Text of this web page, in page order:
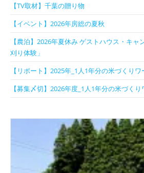
【TV取材】千葉の贈り物
【イベント】2026年房総の夏秋
【農泊】2026年夏休み ゲストハウス・キ
刈り体験」
【リポート】2025年_1人1年分の米づくり
【募集〆切】2026年度_1人1年分の米づく